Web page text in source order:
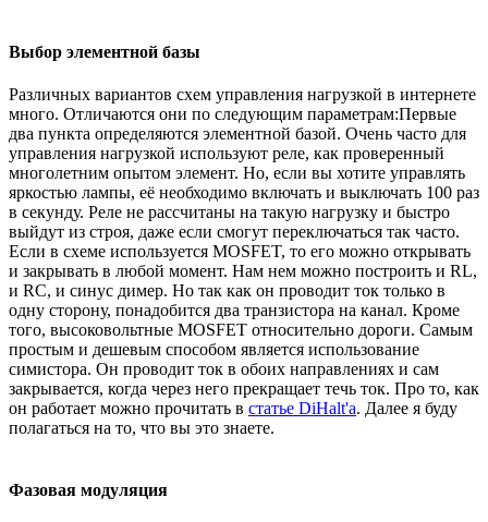
Выбор элементной базы
Различных вариантов схем управления нагрузкой в интернете
много. Отличаются они по следующим параметрам:Первые
два пункта определяются элементной базой. Очень часто для
управления нагрузкой используют реле, как проверенный
многолетним опытом элемент. Но, если вы хотите управлять
яркостью лампы, её необходимо включать и выключать 100 раз
в секунду. Реле не рассчитаны на такую нагрузку и быстро
выйдут из строя, даже если смогут переключаться так часто.
Если в схеме используется MOSFET, то его можно открывать
и закрывать в любой момент. Нам нем можно построить и RL,
и RC, и синус димер. Но так как он проводит ток только в
одну сторону, понадобится два транзистора на канал. Кроме
того, высоковольтные MOSFET относительно дороги. Самым
простым и дешевым способом является использование
симистора. Он проводит ток в обоих направлениях и сам
закрывается, когда через него прекращает течь ток. Про то, как
он работает можно прочитать в статье DiHalt'а. Далее я буду
полагаться на то, что вы это знаете.
Фазовая модуляция